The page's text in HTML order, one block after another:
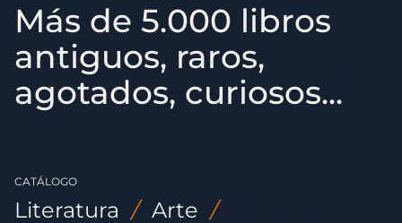
Más de 5.000 libros
antiguos, raros,
agotados, curiosos...
CATÁLOGO
Literatura / Arte /